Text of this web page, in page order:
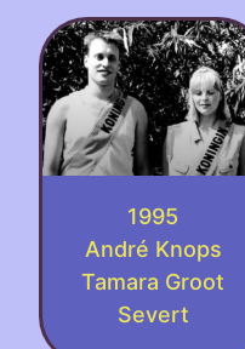
1995
André Knops
Tamara Groot
Severt